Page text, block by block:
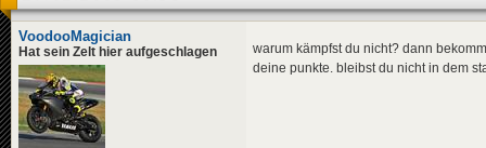
VoodooMagician
Hat sein Zelt hier aufgeschlagen
warum kämpfst du nicht? dann
deine punkte. bleibst du nicht in dem